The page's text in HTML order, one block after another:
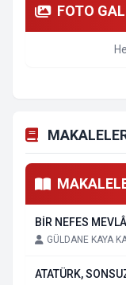
FOTO
BİR NEFES
GÜLDANE KAYA
ATATÜRK,